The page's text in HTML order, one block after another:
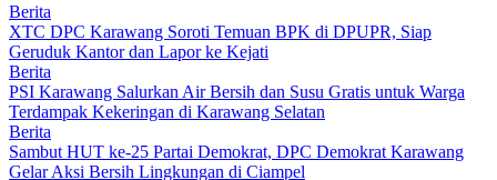
Berita
XTC DPC Karawang Soroti Temuan BPK di DPUPR, Siap
Geruduk Kantor dan Lapor ke Kejati
Berita
PSI Karawang Salurkan Air Bersih dan Susu Gratis untuk Warga
Terdampak Kekeringan di Karawang Selatan
Berita
Sambut HUT ke-25 Partai Demokrat, DPC Demokrat Karawang
Gelar Aksi Bersih Lingkungan di Ciampel